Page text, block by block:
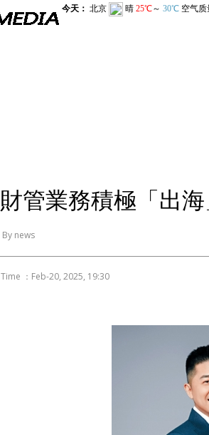
財管業務積極「出
By news
Time ：Feb-20, 2025, 19:30